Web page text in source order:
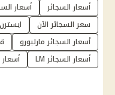
أسعار السجائر أسعار
سعر السجائر الآن
أسعار السجائر مارلبورو
أسعار السجائر LM